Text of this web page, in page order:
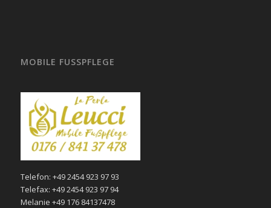
MOBILE FUSSPFLEGE
Telefon: +49 2454 923 97 93
Telefax: +49 2454 923 97 94
Melanie +49 176 84137478